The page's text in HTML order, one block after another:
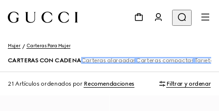
Mujer Carteras Para Mujer
CARTERAS CON CADENACarteras alargadas Carteras compactas
21 Artículos ordenados por Recomendaciones Filtrar y ordenar